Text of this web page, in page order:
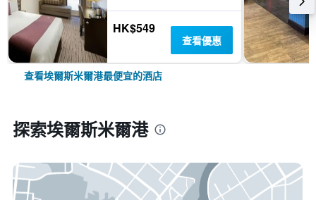
HK$549
查看優惠
查看埃爾斯米爾港最便宜的酒店
探索埃爾斯米爾港